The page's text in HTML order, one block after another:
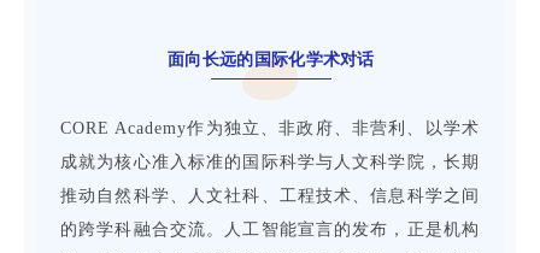
面向长远的国际化学术对话
CORE Academy作为独立、非政府、非营利、以学术
成就为核心准入标准的国际科学与人文科学院，长期
推动自然科学、人文社科、工程技术、信息科学之间
的跨学科融合交流。人工智能宣言的发布，正是机构